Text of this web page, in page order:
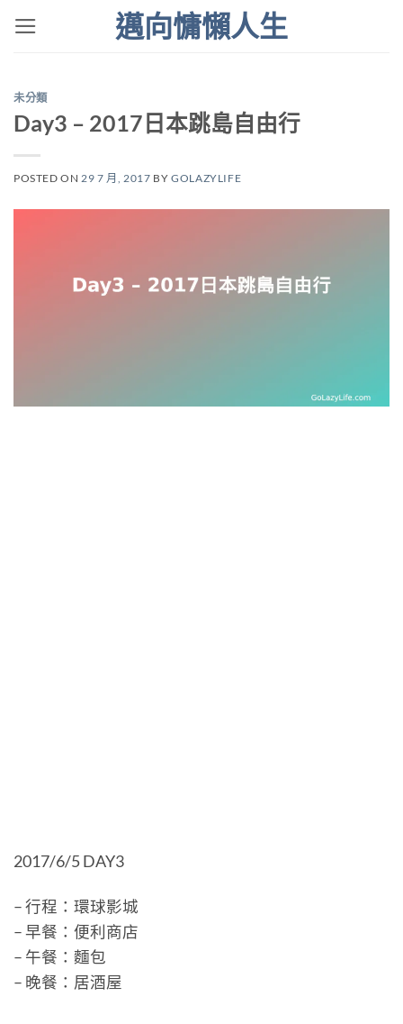
邁向慵懶人生
未分類
Day3 – 2017日本跳島自由行
POSTED ON29 7 月, 2017 BYGOLAZYLIFE
2017/6/5 DAY3
– 行程：環球影城
– 早餐：便利商店
– 午餐：麵包
– 晚餐：居酒屋